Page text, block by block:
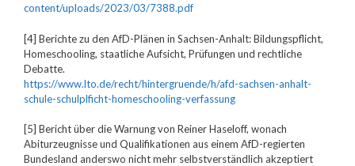
content/uploads/2023/03/7388.pdf
[4] Berichte zu den AfD-Plänen in Sachsen-Anhalt: Bildungspflicht,
Homeschooling, staatliche Aufsicht, Prüfungen und rechtliche
Debatte.
https://www.lto.de/recht/hintergruende/h/afd-sachsen-anhalt-
schule-schulplficht-homeschooling-verfassung
[5] Bericht über die Warnung von Reiner Haseloff, wonach
Abiturzeugnisse und Qualifikationen aus einem AfD-regierten
Bundesland anderswo nicht mehr selbstverständlich akzeptiert